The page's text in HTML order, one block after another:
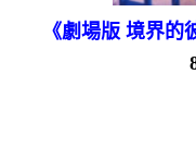
《劇場版 境界的